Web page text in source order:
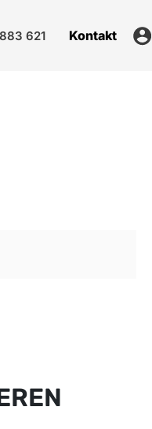
621 Kontakt